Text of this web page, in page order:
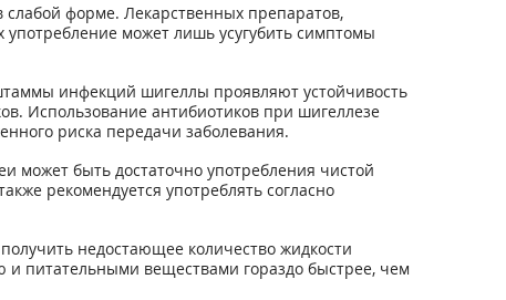
слабой форме. Лекарственных препаратов,
употребление может лишь усугубить симптомы
инфекций шигеллы проявляют устойчивость
Использование антибиотиков при шигеллезе
риска передачи заболевания.
может быть достаточно употребления чистой
рекомендуется употреблять согласно
недостающее количество жидкости
и питательными веществами гораздо быстрее, чем